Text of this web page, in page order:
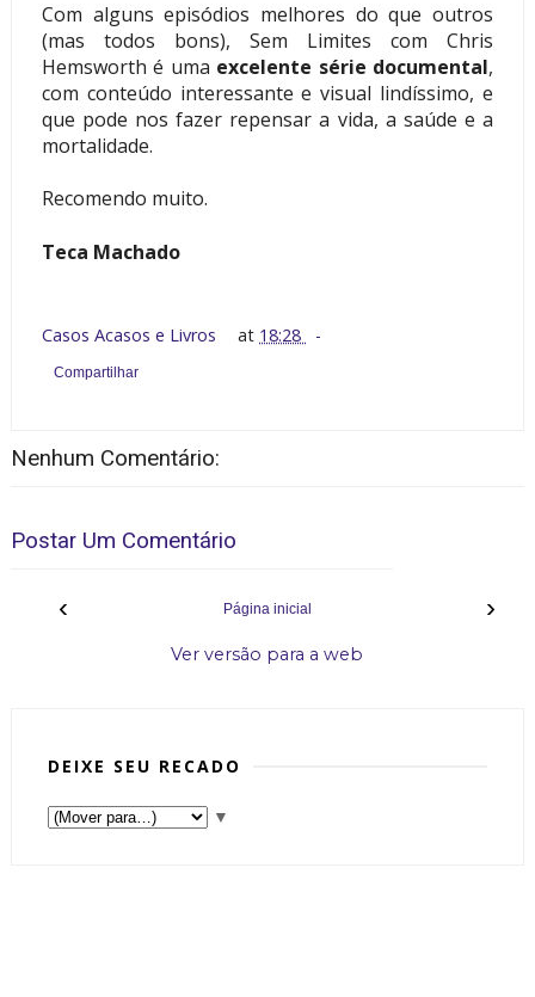
Com alguns episódios melhores do que outros
(mas todos bons), Sem Limites com Chris
Hemsworth é uma excelente série documental,
com conteúdo interessante e visual lindíssimo, e
que pode nos fazer repensar a vida, a saúde e a
mortalidade.
Recomendo muito.
Teca Machado
Casos Acasos e Livros at 18:28
Compartilhar
Nenhum Comentário:
Postar Um Comentário
‹ ›
Página inicial
Ver versão para a web
DEIXE SEU RECADO
▼